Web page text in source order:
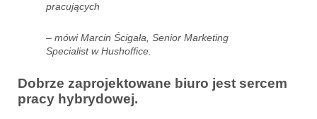
pracujących
– mówi Marcin Ścigała, Senior Marketing
Specialist w Hushoffice.
Dobrze zaprojektowane biuro jest sercem
pracy hybrydowej.